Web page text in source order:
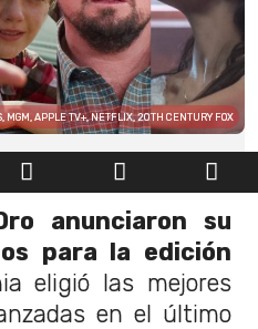
MGM, APPLE TV+, NETFLIX, 20TH CENTURY FOX
anunciaron su
para la edición
eligió las mejores
en el último